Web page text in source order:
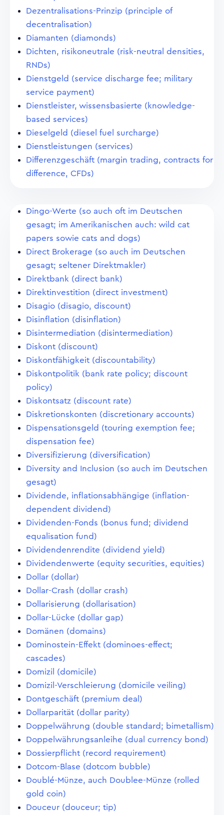
Dezentralisations-Prinzip (principle of
decentralisation)
Diamanten (diamonds)
Dichten, risikoneutrale (risk-neutral densities,
RNDs)
Dienstgeld (service discharge fee; military
service payment)
Dienstleister, wissensbasierte (knowledge-
based services)
Dieselgeld (diesel fuel surcharge)
Dienstleistungen (services)
Differenzgeschäft (margin trading, contracts for
difference, CFDs)
Dingo-Werte (so auch oft im Deutschen
gesagt; im Amerikanischen auch: wild cat
papers sowie cats and dogs)
Direct Brokerage (so auch im Deutschen
gesagt; seltener Direktmakler)
Direktbank (direct bank)
Direktinvestition (direct investment)
Disagio (disagio, discount)
Disinflation (disinflation)
Disintermediation (disintermediation)
Diskont (discount)
Diskontfähigkeit (discountability)
Diskontpolitik (bank rate policy; discount
policy)
Diskontsatz (discount rate)
Diskretionskonten (discretionary accounts)
Dispensationsgeld (touring exemption fee;
dispensation fee)
Diversifizierung (diversification)
Diversity and Inclusion (so auch im Deutschen
gesagt)
Dividende, inflationsabhängige (inflation-
dependent dividend)
Dividenden-Fonds (bonus fund; dividend
equalisation fund)
Dividendenrendite (dividend yield)
Dividendenwerte (equity securities, equities)
Dollar (dollar)
Dollar-Crash (dollar crash)
Dollarisierung (dollarisation)
Dollar-Lücke (dollar gap)
Domänen (domains)
Dominostein-Effekt (dominoes-effect;
cascades)
Domizil (domicile)
Domizil-Verschleierung (domicile veiling)
Dontgeschäft (premium deal)
Dollarparität (dollar parity)
Doppelwährung (double standard; bimetallism)
Doppelwährungsanleihe (dual currency bond)
Dossierpflicht (record requirement)
Dotcom-Blase (dotcom bubble)
Doublé-Münze, auch Doublee-Münze (rolled
gold coin)
Douceur (douceur; tip)